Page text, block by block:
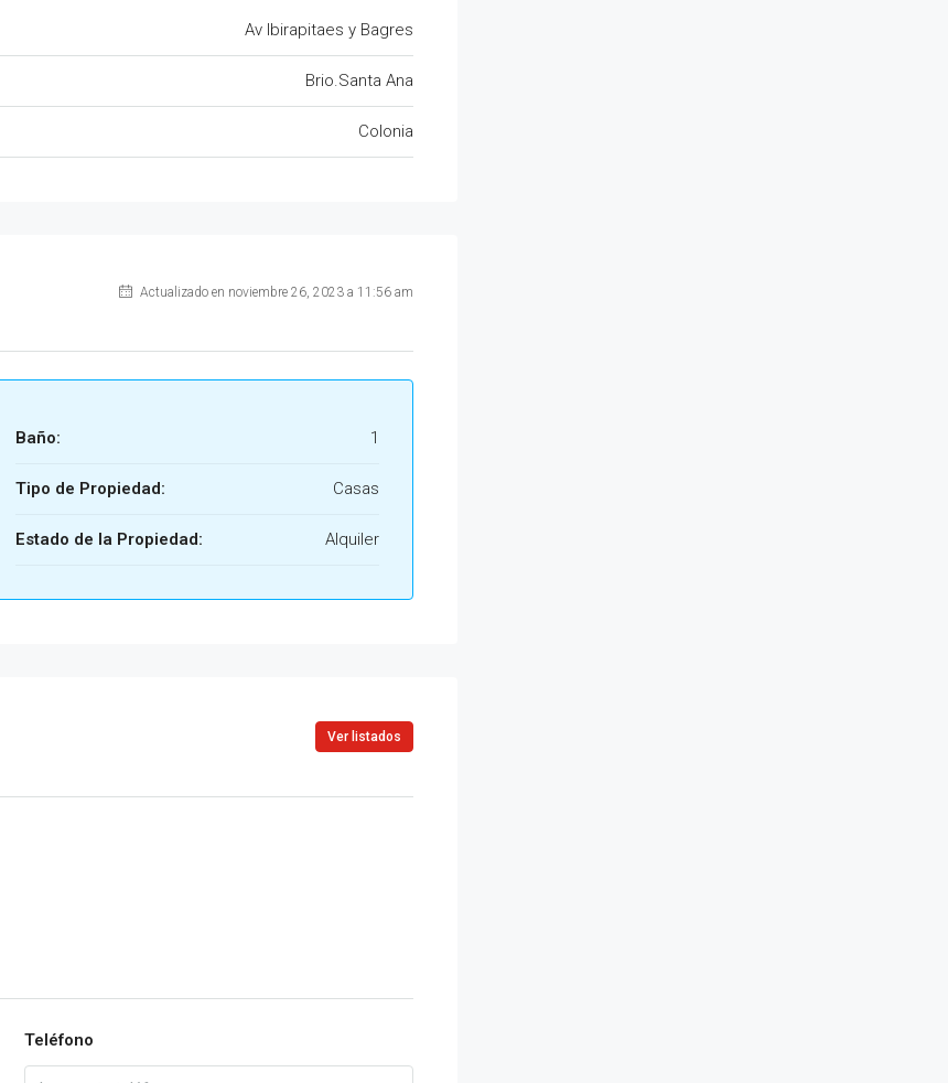
Av Ibirapitaes y Bagres
Brio.Santa Ana
Colonia
Actualizado en noviembre 26, 2023 a 11:56 am
Baño: 1
Tipo de Propiedad: Casas
Estado de la Propiedad: Alquiler
Ver listados
Teléfono